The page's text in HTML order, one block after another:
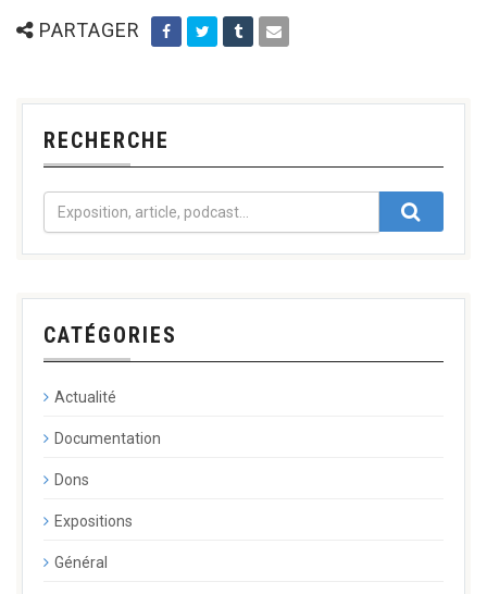
PARTAGER
RECHERCHE
CATÉGORIES
Actualité
Documentation
Dons
Expositions
Général